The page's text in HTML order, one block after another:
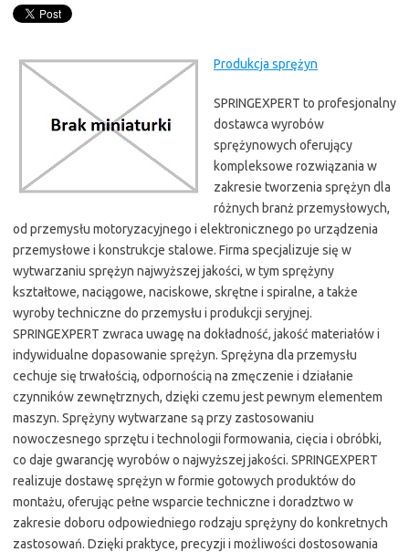
Produkcja sprężyn
SPRINGEXPERT to profesjonalny
dostawca wyrobów
sprężynowych oferujący
kompleksowe rozwiązania w
zakresie tworzenia sprężyn dla
różnych branż przemysłowych,
od przemysłu motoryzacyjnego i elektronicznego po urządzenia
przemysłowe i konstrukcje stalowe. Firma specjalizuje się w
wytwarzaniu sprężyn najwyższej jakości, w tym sprężyny
kształtowe, naciągowe, naciskowe, skrętne i spiralne, a także
wyroby techniczne do przemysłu i produkcji seryjnej.
SPRINGEXPERT zwraca uwagę na dokładność, jakość materiałów i
indywidualne dopasowanie sprężyn. Sprężyna dla przemysłu
cechuje się trwałością, odpornością na zmęczenie i działanie
czynników zewnętrznych, dzięki czemu jest pewnym elementem
maszyn. Sprężyny wytwarzane są przy zastosowaniu
nowoczesnego sprzętu i technologii formowania, cięcia i obróbki,
co daje gwarancję wyrobów o najwyższej jakości. SPRINGEXPERT
realizuje dostawę sprężyn w formie gotowych produktów do
montażu, oferując pełne wsparcie techniczne i doradztwo w
zakresie doboru odpowiedniego rodzaju sprężyny do konkretnych
zastosowań. Dzięki praktyce, precyzji i możliwości dostosowania